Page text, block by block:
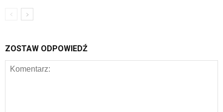
ZOSTAW ODPOWIEDŹ